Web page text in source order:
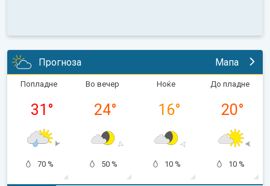
Прогноза Мапа
Попладне
31 °
70 %
Во вечер
24°
50 %
Ноќе
16°
10 %
До пладне
20°
10 %